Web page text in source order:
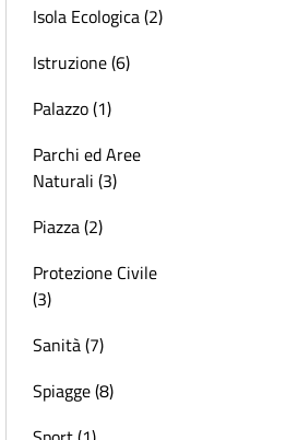
Isola Ecologica (2)
Istruzione (6)
Palazzo (1)
Parchi ed Aree
Naturali (3)
Piazza (2)
Protezione Civile
(3)
Sanità (7)
Spiagge (8)